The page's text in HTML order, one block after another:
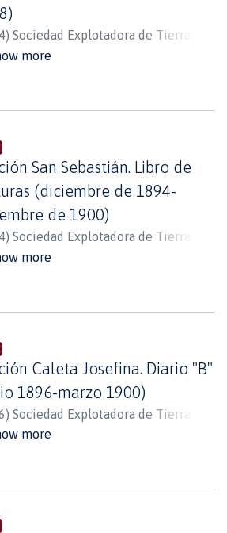
) Sociedad Explotadora de Tierra del
more
San Sebastián. Libro de
(diciembre de 1894-
de 1900)
) Sociedad Explotadora de Tierra del
more
Caleta Josefina. Diario "B"
1896-marzo 1900)
) Sociedad Explotadora de Tierra del
more